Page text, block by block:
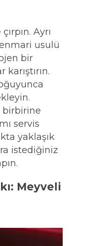
Ayrı
usulü
bir
birbirine
servis
yaklaşık
istediğiniz
Meyveli